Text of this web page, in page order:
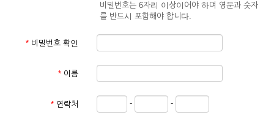
제3조 (약관의 외 준칙)
관계법령의 규정에 따릅니다.
① 서비스 이용계약은 서비스 이용 희망자가 본 약관에 동의한
비밀번호는 6자리 이상이어야 하며 영문과 숫자
를 반드시 포함해야 합니다.
* 비밀번호 확인
* 이름
* 연락처 - -